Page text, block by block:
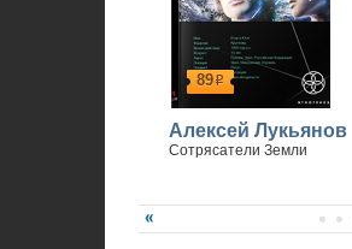
89р
Алексей Лукьянов
Сотрясатели Земли